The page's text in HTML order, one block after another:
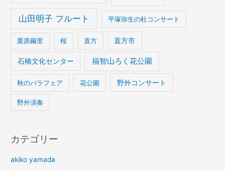
山田明子 フルート 平塚弥生の杜コンサート
栗原繭里 桜 直方 直方市
石橋文化センター 福智山ろく花公園
秋のバラフェア 花公園 野外コンサート
野外演奏
カテゴリー
akiko yamada